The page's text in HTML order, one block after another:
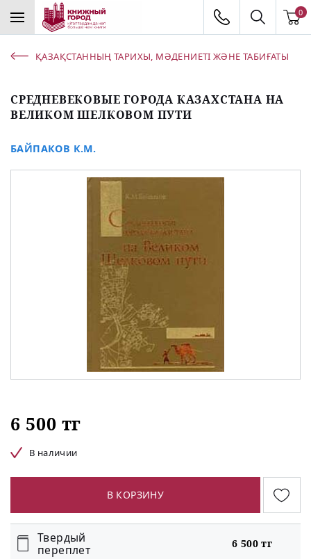
0
ҚАЗАҚСТАННЫҢ ТАРИХЫ, МӘДЕНИЕТІ ЖӘНЕ ТАБИҒАТЫ
СРЕДНЕВЕКОВЫЕ ГОРОДА КАЗАХСТАНА НА
ВЕЛИКОМ ШЕЛКОВОМ ПУТИ
БАЙПАКОВ К.М.
6 500 тг
В наличии
В КОРЗИНУ
Твердый
переплет
6 500 тг